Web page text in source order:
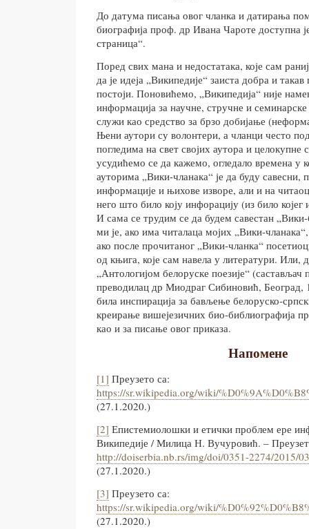
До датума писања овог чланка и датирања
биографија проф. др Ивана Чароте доступна
страница“.
Поред свих мана и недостатака, које сам
да је идеја „Википедије“ заиста добра и такав
постоји. Поновићемо, „Википедија“ није
информација за научне, стручне и
служи као средство за брзо добијање
Њени аутори су волонтери, а чланци често
погледима на свет својих аутора и целокупне
усудићемо се да кажемо, огледало времена у
ауторима „Вики-чланака“ је да буду савесни,
информације и њихове изворе, али и на
него што било коју инфорацију (из било којег
И сама се трудим се да будем савестан
ми је, ако има читалаца мојих „Вики-
ако после прочитаног „Вики-чланка“
од књига, које сам навела у литератури. Или,
„Антологијом белоруске поезије“
преводилац др Миодраг Сибиновић, Београд,
била инспирација за бављење белоруско-
креирање вишејезичних био-библиографија
као и за писање овог приказа.
Напомене
[1] Преузето са:
https://sr.wikipedia.org/wiki/
(27.1.2020.)
[2] Епистемиолошки и етички проблем ере
Википедије / Милица Н. Вучуровић. –
http://doiserbia.nb.rs/img/doi/0351-2274/2015/
(27.1.2020.)
[3] Преузето са:
https://sr.wikipedia.org/wiki/
(27.1.2020.)